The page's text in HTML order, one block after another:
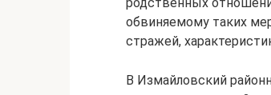
обвиняемому таких
стражей,
В Измайловский